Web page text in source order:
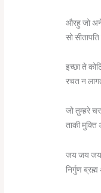
औरहु जो
सो
इच्छा ते
रचत न
जो तुम्हरे
ताकी मुक्ति
जय जय जय
निर्गुण